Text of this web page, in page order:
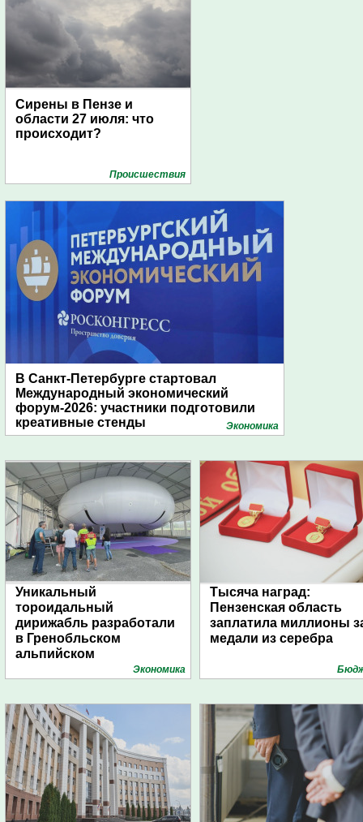
Сирены в Пензе и
области 27 июля: что
происходит?
Проиcшествия
В Санкт-Петербурге стартовал
Международный экономический
форум-2026: участники подготовили
креативные стенды
Экономика
Уникальный
тороидальный
дирижабль разработали
в Гренобльском
альпийском
Экономика
Тысяча наград:
Пензенская область
заплатила миллионы
медали из серебра